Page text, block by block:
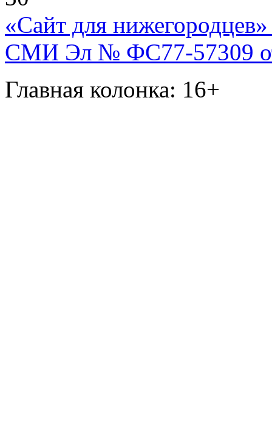
«Сайт для нижегородцев»
СМИ Эл № ФС77-57309
Главная колонка: 16+